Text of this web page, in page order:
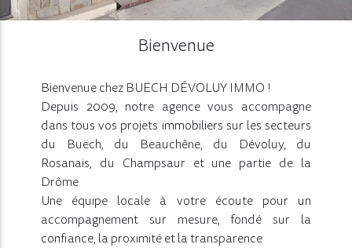
Bienvenue
Bienvenue chez BUËCH DÉVOLUY IMMO !
Depuis 2009, notre agence vous accompagne
dans tous vos projets immobiliers sur les secteurs
du Buëch, du Beauchêne, du Dévoluy, du
Rosanais, du Champsaur et une partie de la
Drôme
Une équipe locale à votre écoute pour un
accompagnement sur mesure, fondé sur la
confiance, la proximité et la transparence